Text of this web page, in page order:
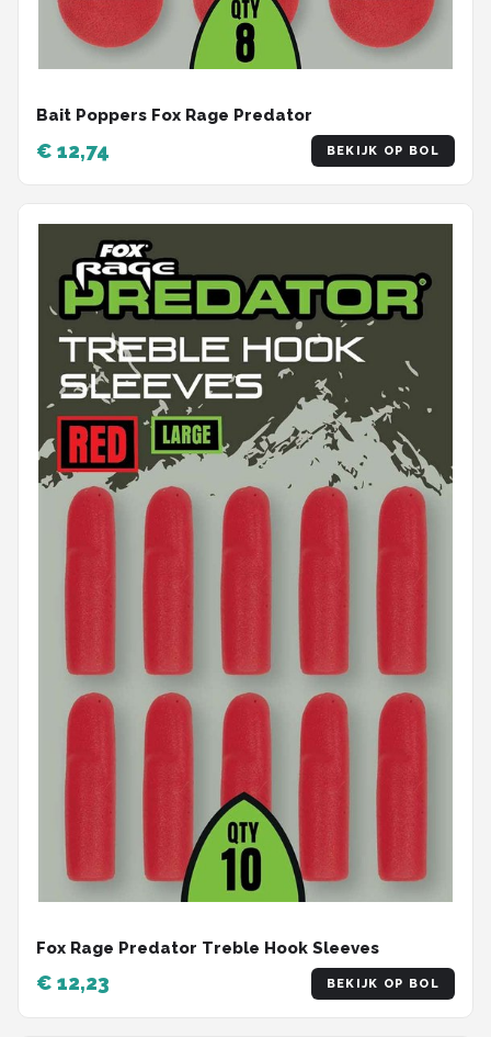
Bait Poppers Fox Rage Predator
€ 12,74 BEKIJK OP BOL
Fox Rage Predator Treble Hook Sleeves
€ 12,23 BEKIJK OP BOL